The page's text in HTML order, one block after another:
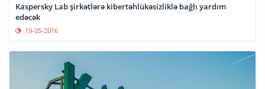
Kaspersky Lab şirkətlərə kibertəhlükəsizliklə bağlı yardım
edəcək
19-05-2016